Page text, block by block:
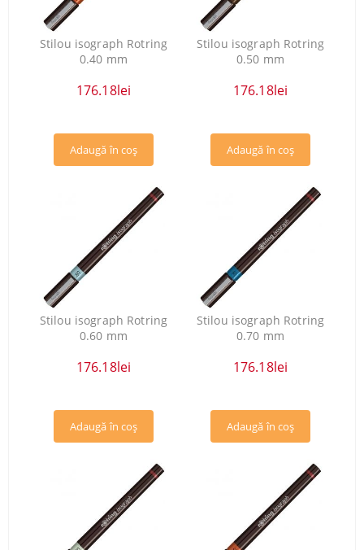
Stilou isograph Rotring
0.40 mm
176.18lei
Stilou isograph Rotring
0.50 mm
176.18lei
Stilou isograph Rotring
0.60 mm
176.18lei
Stilou isograph Rotring
0.70 mm
176.18lei